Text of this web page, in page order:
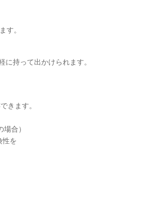
す。
持って出かけられます。
きます。
合）
性を